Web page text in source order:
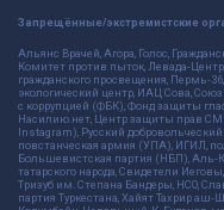
Запрещённые/экстремистские
Альянс Врачей, Агора, Голос,
Комитет против пыток, Левада-
гражданского просвещения, Пермь-
экологический центр, ИАЦ Сова,
с коррупцией (ФБК), Фонд защиты
Насилию.нет, Центр защиты прав
Instagram), Русский
повстанческая армия (УПА), ИГИЛ,
Большевистская партия (НБП), Аль-
татарского народа, Свидетели
Тризуб им. Степана Бандеры, НСО,
партия Туркестана, Хайят Тахрир